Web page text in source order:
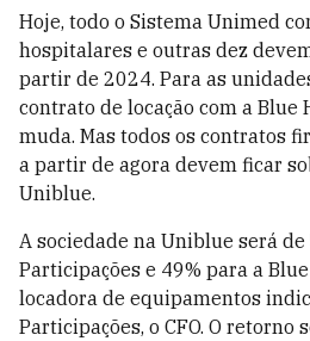
Hoje, todo o Sistema Unimed
hospitalares e outras dez
partir de 2024. Para as
contrato de locação com a Blue
muda. Mas todos os contratos
a partir de agora devem ficar
Uniblue.
A sociedade na Uniblue será
Participações e 49% para a
locadora de equipamentos
Participações, o CFO. O retorno